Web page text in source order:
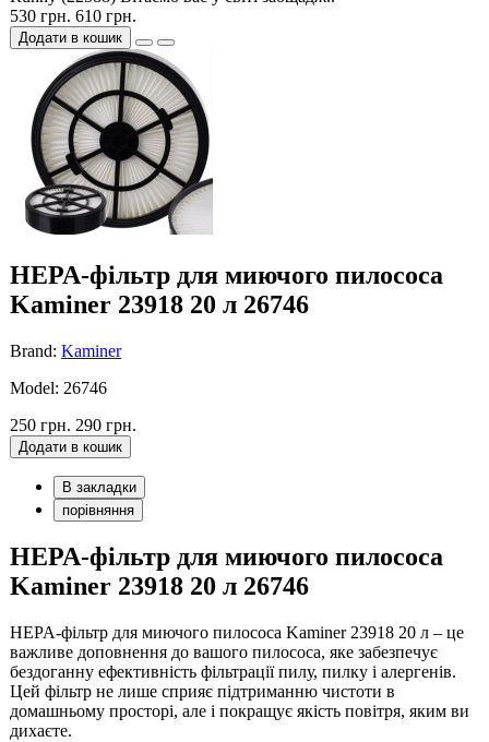
530 грн. 610 грн.
Додати в кошик
HEPA-фільтр для миючого пилососа
Kaminer 23918 20 л 26746
Brand: Kaminer
Model: 26746
250 грн. 290 грн.
Додати в кошик
В закладки
порівняння
HEPA-фільтр для миючого пилососа
Kaminer 23918 20 л 26746
HEPA-фільтр для миючого пилососа Kaminer 23918 20 л – це
важливе доповнення до вашого пилососа, яке забезпечує
бездоганну ефективність фільтрації пилу, пилку і алергенів.
Цей фільтр не лише сприяє підтриманню чистоти в
домашньому просторі, але і покращує якість повітря, яким ви
дихаєте.